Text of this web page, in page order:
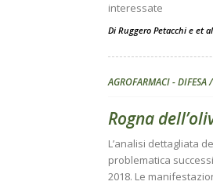
interessate
Di Ruggero Petacchi e et
AGROFARMACI - DIFESA
Rogna
L’analisi dettagliata
problematica
2018. Le